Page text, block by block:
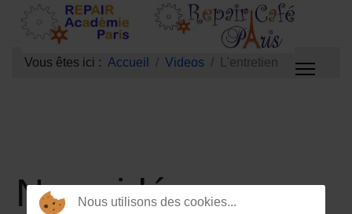
Vous êtes ici : Accueil Videos L'entretien
Nos vidéos
Nous utilisons des cookies...